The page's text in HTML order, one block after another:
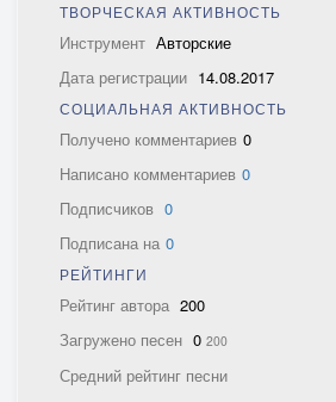
ТВОРЧЕСКАЯ АКТИВНОСТЬ
Инструмент Авторские
Дата регистрации 14.08.2017
СОЦИАЛЬНАЯ АКТИВНОСТЬ
Получено комментариев 0
Написано комментариев 0
Подписчиков 0
Подписана на 0
РЕЙТИНГИ
Рейтинг автора 200
Загружено песен 0 200
Средний рейтинг песни